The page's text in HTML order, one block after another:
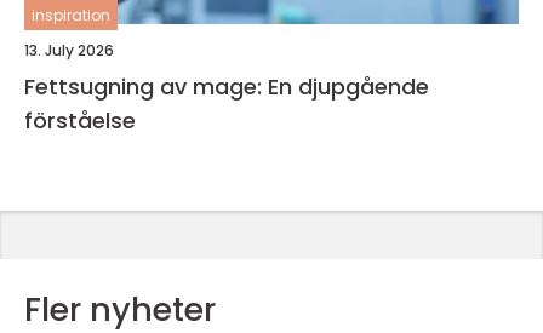
inspiration
13. July 2026
Fettsugning av mage: En djupgående
förståelse
Fler nyheter